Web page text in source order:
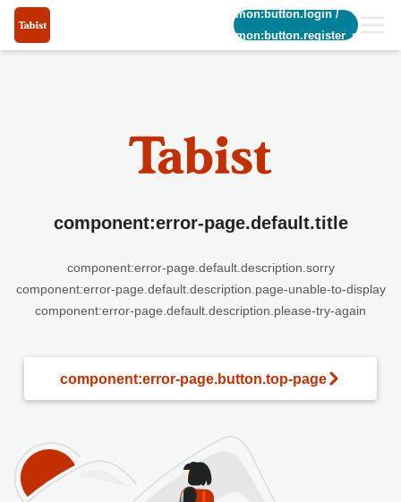
common:button.login/
common:button.register_short
component:error-page.default.title
component:error-page.default.description.sorry
component:error-page.default.description.page-unable-to-display
component:error-page.default.description.please-try-again
component:error-page.button.top-page